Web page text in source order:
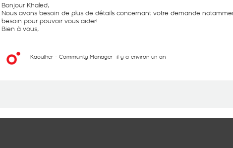
Bonjour Khaled,
Nous avons besoin de plus de détails concernant votre demande
besoin pour pouvoir vous aider!
Bien à vous,
Kaouther - Community Manager il y a environ un an